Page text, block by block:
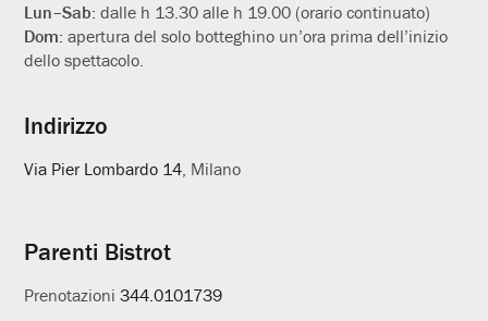
Lun–Sab:dalle h 13.30 alle h 19.00 (orario continuato)
Dom:apertura del solo botteghino un’ora prima dell’inizio
dello spettacolo.
Indirizzo
Via Pier Lombardo 14, Milano
Parenti Bistrot
Prenotazioni344.0101739